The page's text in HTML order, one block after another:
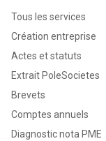
Tous les services
Création entreprise
Actes et statuts
Extrait PoleSocietes
Brevets
Comptes annuels
Diagnostic nota PME